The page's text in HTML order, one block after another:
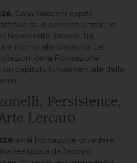
, Casa Saraceni ospita
le correnti artistiche
Novecento italiano, tra
e ritorno alla classicità. Le
della Fondazione
un capitolo fondamentale della
Persistence,
Lercaro
avrai l’occasione di vedere
realizzata da Jacopo